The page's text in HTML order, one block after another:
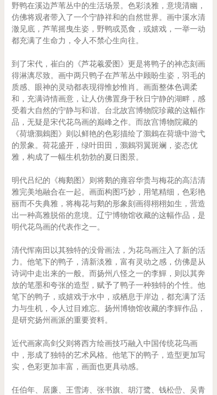
野鸭在溪边芦苇丛中的生活场景。色彩淡雅，意境清幽，
仿佛将观者带入了一个宁静祥和的自然世界。画中溪水清
澈见底，芦苇摇曳生姿，野鸭或觅食，或嬉戏，一举一动
都充满了生命力，令人不禁心生向往。
到了宋代，崔白的《芦花羲爱图》更是将鸭子的神态刻画
得淋漓尽致。画中两只鸭子在芦苇丛中顾盼生姿，羽毛的
质感、眼神的灵动都表现得惟妙惟肖。画面整体色调柔
和，充满诗情画意，让人仿佛置身于秋日宁静的湖畔，感
受着大自然的宁静与和谐。台北故宫博物院珍藏的这幅作
品，无疑是宋代花鸟画的巅峰之作。而故宫博物院藏的
《荷塘鸂鵣图》则以鲜艳的色彩描绘了鸂鵣在荷塘中游弋
的景象。荷花盛开，绿叶田田，鸂鵣羽翼斑斓，姿态优
雅，构成了一幅生机勃勃的夏日图景。
明代吕纪的《梅鹅图》则将鹅的雍容华贵与梅花的高洁清
雅完美地融合在一起。画面构图巧妙，用笔精细，色彩艳
丽而不失典雅，将梅花与鹅的形象刻画得栩栩如生，营造
出一种高雅脱俗的意境。辽宁博物馆收藏的这幅作品，是
明代花鸟画的代表作之一。
清代恽南田以其独特的没骨画法，为花鸟画注入了新的活
力。他笔下的鸭子，清新淡雅，富有灵动之感，仿佛是从
诗词中走出来的一般。而扬州八怪之一的李鱓，则以其奔
放的笔墨和夸张的造型，赋予了鸭子一种独特的个性。他
笔下的鸭子，或嬉戏于水中，或栖息于岸边，都充满了活
力与生机，令人过目难忘。扬州博物馆收藏的李鱓作品，
是研究扬州画派的重要资料。
近代画家高剑父则将西方绘画技巧融入中国传统花鸟画
中，形成了独特的艺术风格。他笔下的鸭子，造型更加写
实，色彩更加丰富，画面也更具动感。
任伯年、居廉、王雪涛、张书旗、胡汀鹭、钱松嵒、吴青